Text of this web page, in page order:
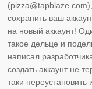
сохранить ваш
на новый аккаунт!
такое дельце и
написал
создать аккаунт не
таки переустановить